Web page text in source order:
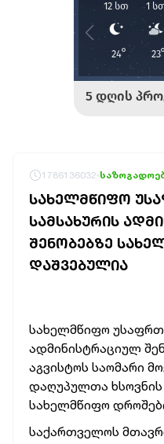
1786136032
ᲡᲐᲮᲔᲚᲛᲬᲘᲤᲝ
ᲡᲐᲛᲡᲐᲮᲣᲠᲘᲡ
ᲨᲔᲜᲝᲑᲔᲑᲖᲔ
ᲓᲐᲨᲕᲔᲑᲣᲚᲘᲐ
სახელმწიფო
ადმინისტრაციულ
აგვისტოს საომარი
დაღუპულთა ხსოვნის
სახელმწიფო
საქართველოს